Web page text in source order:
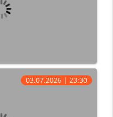
03.07.2026 | 23:30